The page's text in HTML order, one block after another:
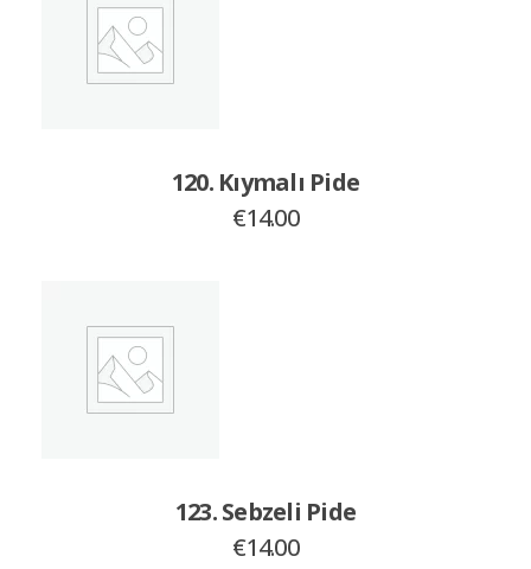
120. Kıymalı Pide
€14.00
123. Sebzeli Pide
€14.00